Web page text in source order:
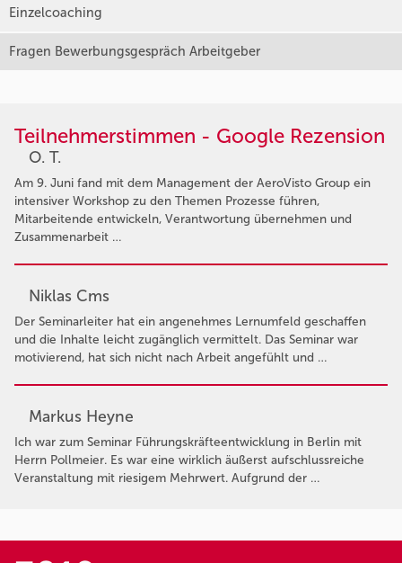
Einzelcoaching
Fragen Bewerbungsgespräch Arbeitgeber
Teilnehmerstimmen - Google Rezension
O. T.
Am 9. Juni fand mit dem Management der AeroVisto Group ein
intensiver Workshop zu den Themen Prozesse führen,
Mitarbeitende entwickeln, Verantwortung übernehmen und
Zusammenarbeit …
Niklas Cms
Der Seminarleiter hat ein angenehmes Lernumfeld geschaffen
und die Inhalte leicht zugänglich vermittelt. Das Seminar war
motivierend, hat sich nicht nach Arbeit angefühlt und …
Markus Heyne
Ich war zum Seminar Führungskräfteentwicklung in Berlin mit
Herrn Pollmeier. Es war eine wirklich äußerst aufschlussreiche
Veranstaltung mit riesigem Mehrwert. Aufgrund der …